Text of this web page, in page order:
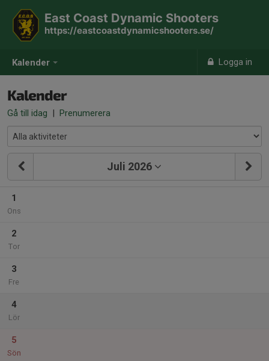
Kalender Logga in
East Coast Dynamic Shooters
https://eastcoastdynamicshooters.se/
Kalender
Gå till idag | Prenumerera
Juli 2026
1
Ons
2
Tor
3
Fre
4
Lör
5
Sön